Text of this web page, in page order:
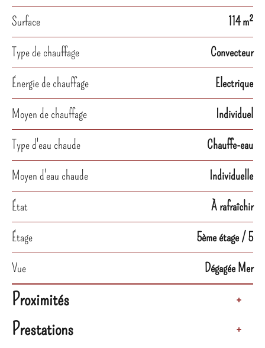
Surface
114 m²
Type de chauffage
Convecteur
Énergie de chauffage
Electrique
Moyen de chauffage
Individuel
Type d'eau chaude
Chauffe-eau
Moyen d'eau chaude
Individuelle
État
À rafraîchir
Étage
5ème étage / 5
Vue
Dégagée Mer
Proximités +
Prestations +